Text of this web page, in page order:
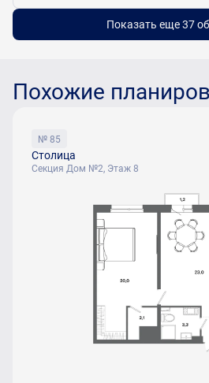
Показать еще 37
Похожие
№ 85
Столица
Секция Дом №2, Этаж 8